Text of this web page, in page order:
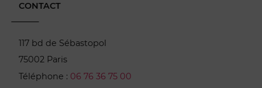
CONTACT
117 bd de Sébastopol
75002 Paris
Téléphone : 06 76 36 75 00